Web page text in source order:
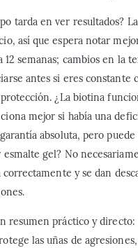
tarda en ver resultados?
así que espera notar
12 semanas; cambios en la
antes si eres constante
¿La biotina
mejor si había una
absoluta, pero puede
esmalte gel? No
y se dan
resumen práctico y directo:
las uñas de